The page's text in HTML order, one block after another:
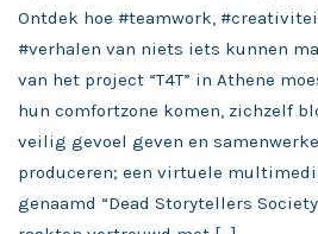
Ontdek hoe #teamwork,
#verhalen van niets iets kunnen
van het project “T4T” in Athene
hun comfortzone komen, zichzelf
veilig gevoel geven en
produceren; een virtuele
genaamd “Dead Storytellers